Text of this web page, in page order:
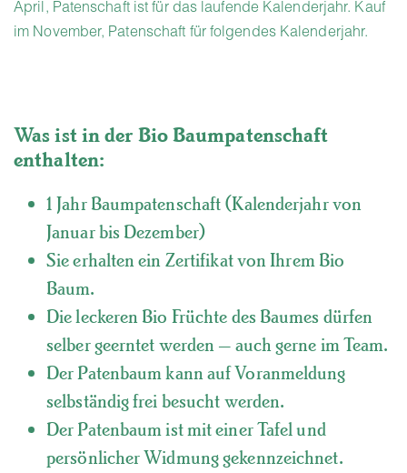
April, Patenschaft ist für das laufende Kalenderjahr. Kauf
im November, Patenschaft für folgendes Kalenderjahr.
Was ist in der Bio Baumpatenschaft
enthalten:
1 Jahr Baumpatenschaft (Kalenderjahr von
Januar bis Dezember)
Sie erhalten ein Zertifikat von Ihrem Bio
Baum.
Die leckeren Bio Früchte des Baumes dürfen
selber geerntet werden – auch gerne im Team.
Der Patenbaum kann auf Voranmeldung
selbständig frei besucht werden.
Der Patenbaum ist mit einer Tafel und
persönlicher Widmung gekennzeichnet.